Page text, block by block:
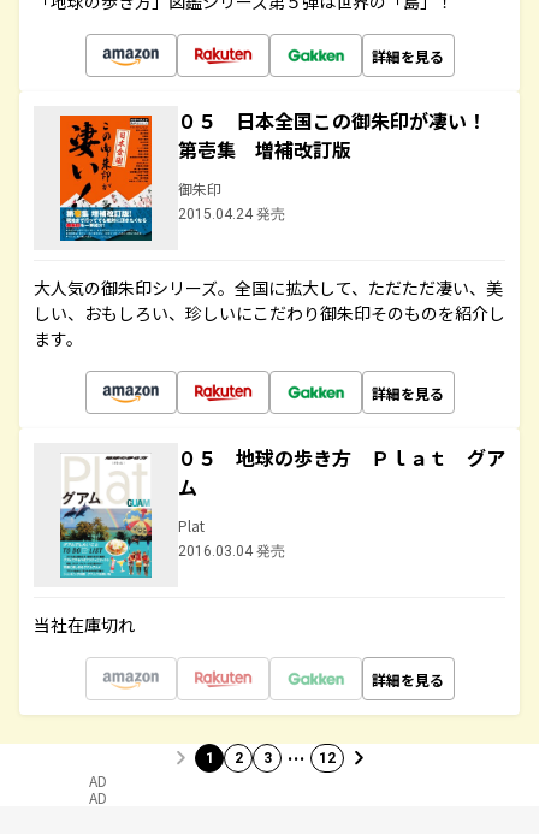
詳細を見る
０５ 日本全国この御朱印が凄い！
第壱集 増補改訂版
御朱印
2015.04.24 発売
大人気の御朱印シリーズ。全国に拡大して、ただただ凄い、美
しい、おもしろい、珍しいにこだわり御朱印そのものを紹介し
ます。
詳細を見る
０５ 地球の歩き方 Ｐｌａｔ グア
ム
Plat
2016.03.04 発売
当社在庫切れ
詳細を見る
1 2 3 … 12
AD
AD